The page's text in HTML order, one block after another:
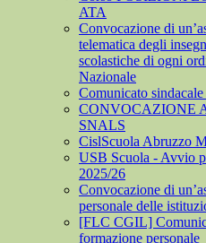
ATA
Convocazione di
telematica degli
scolastiche di ogni
Nazionale
Comunicato
CONVOCAZIONE
SNALS
CislScuola Abruzzo
USB Scuola - Avvio
2025/26
Convocazione di
personale delle
[FLC CGIL]
formazione personale